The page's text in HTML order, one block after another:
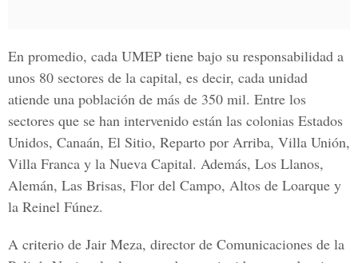
En promedio, cada UMEP tiene bajo su responsabilidad a
unos 80 sectores de la capital, es decir, cada unidad
atiende una población de más de 350 mil. Entre los
sectores que se han intervenido están las colonias Estados
Unidos, Canaán, El Sitio, Reparto por Arriba, Villa Unión,
Villa Franca y la Nueva Capital. Además, Los Llanos,
Alemán, Las Brisas, Flor del Campo, Altos de Loarque y
la Reinel Fúnez.
A criterio de Jair Meza, director de Comunicaciones de la